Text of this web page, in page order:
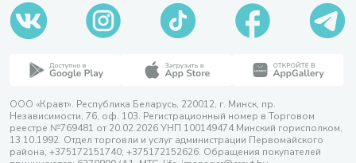
ООО «Кравт». Республика Беларусь, 220012, г. Минск, пр.
Независимости, 76, оф. 103. Регистрационный номер в Торговом
реестре №769481 от 20.02.2026 УНП 100149474 Минский горисполком,
13.10.1992. Отдел торговли и услуг администрации Первомайского
района, +375172151740; +375172152626. Обращения покупателей